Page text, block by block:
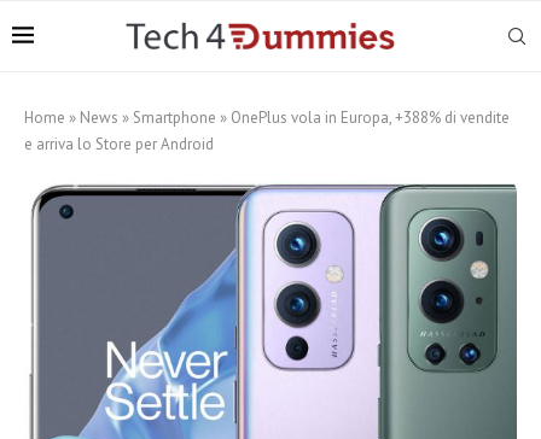
Home » News » Smartphone » OnePlus vola in Europa, +388% di vendite
e arriva lo Store per Android